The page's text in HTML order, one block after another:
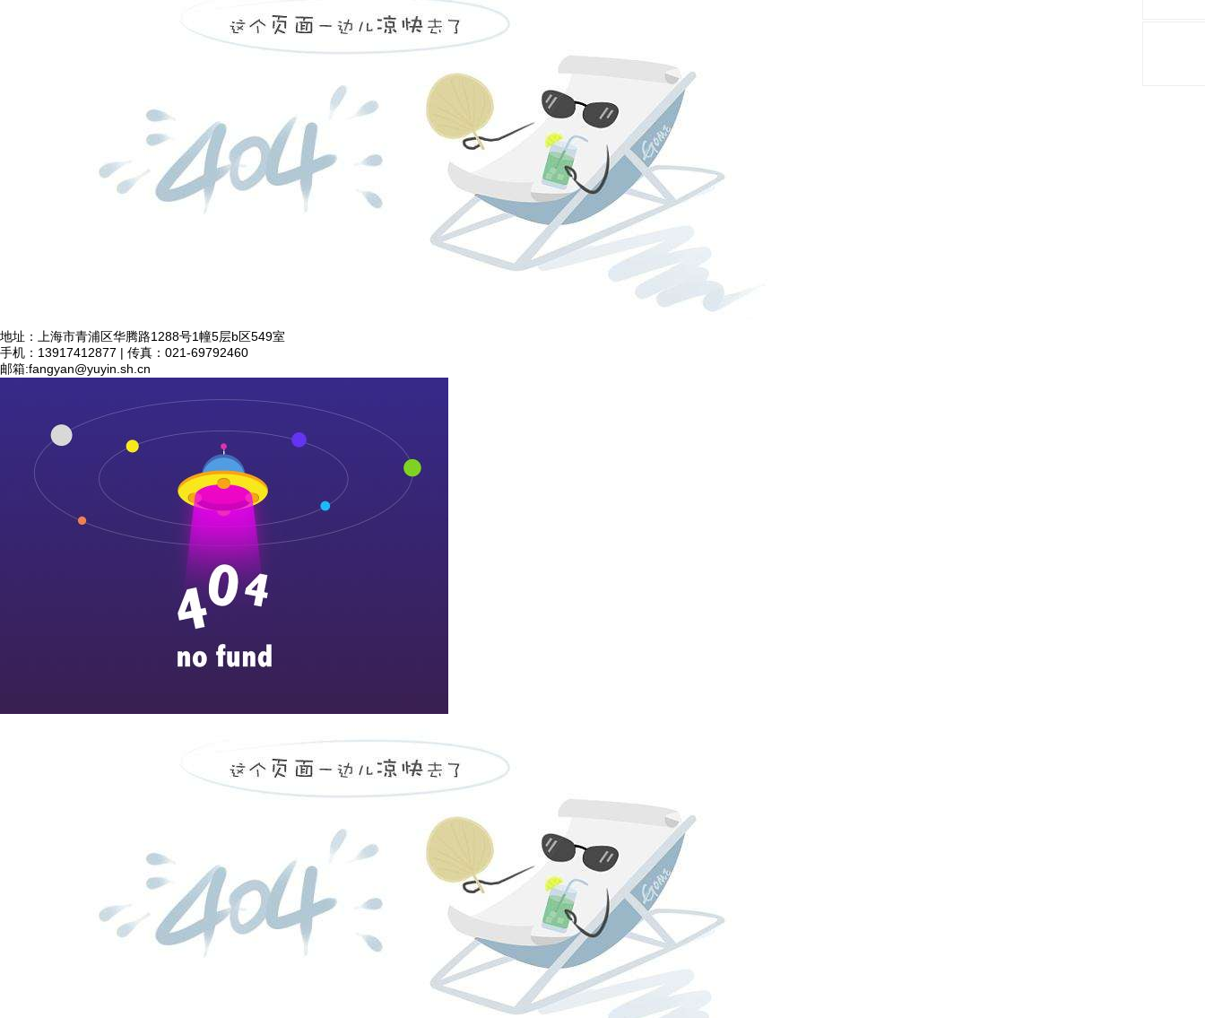
地址：上海市青浦区华腾路1288号1幢5层b区549室
手机：13917412877 | 传真：021-69792460
邮箱:fangyan@yuyin.sh.cn